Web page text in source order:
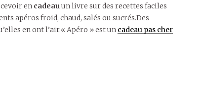
en cadeau un livre sur des recettes faciles
apéros froid, chaud, salés ou sucrés.Des
en ont l’air.« Apéro » est un cadeau pas cher